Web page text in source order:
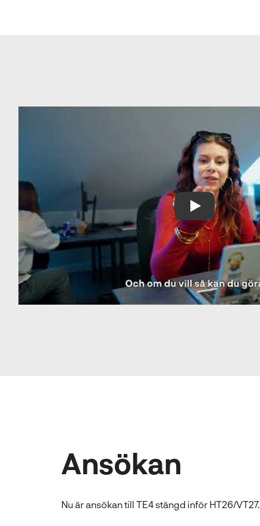
Play Video
Ansökan
Nu är ansökan till TE4 stängd inför HT26/VT27.